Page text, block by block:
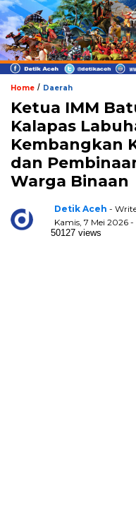
Home / Daerah
Ketua IMM
Kalapas
Kembangkan
dan
Warga Binaan
Detik Aceh -
Kamis, 7 Mei 2026
50127 views